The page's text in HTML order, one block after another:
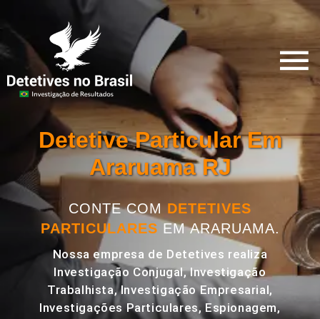
Detetive Particular Em
Araruama RJ
CONTE COM DETETIVES
PARTICULARES EM ARARUAMA.
Nossa empresa de Detetives realiza
Investigação Conjugal, Investigação
Trabalhista, Investigação Empresarial,
Investigações Particulares, Espionagem,